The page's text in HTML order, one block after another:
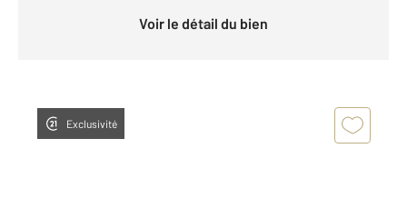
Voir le détail du bien
Exclusivité